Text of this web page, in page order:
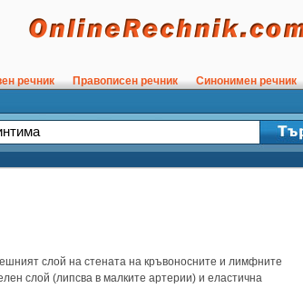
речник Правописен речник Синонимен речник
слой на стената на кръвоносните и лимфните
слой (липсва в малките артерии) и еластична